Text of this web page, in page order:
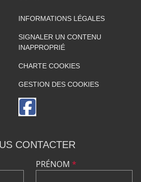
INFORMATIONS LÉGALES
SIGNALER UN CONTENU
INAPPROPRIÉ
CHARTE COOKIES
GESTION DES COOKIES
CONTACTER
PRÉNOM *